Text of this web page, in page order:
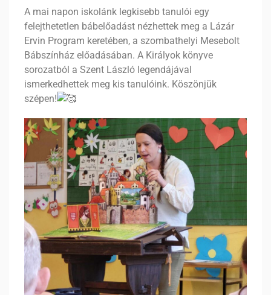
A mai napon iskolánk legkisebb tanulói egy
felejthetetlen bábelőadást nézhettek meg a Lázár
Ervin Program keretében, a szombathelyi Mesebolt
Bábszínház előadásában. A Királyok könyve
sorozatból a Szent László legendájával
ismerkedhettek meg kis tanulóink. Köszönjük
szépen!